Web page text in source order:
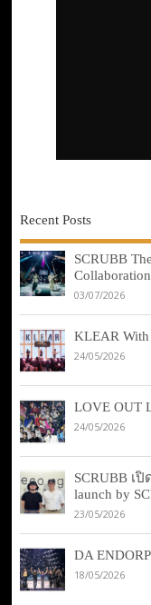
Recent Posts
SCRUBB
Collaboration
03/07/2026
KLEAR
24/05/2026
LOVE OUT
24/05/2026
SCRUBB เ
launch by
23/05/2026
DA
18/05/2026